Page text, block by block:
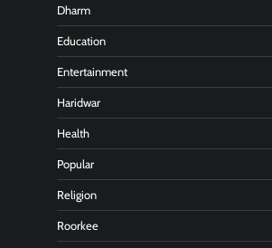
Dharm
Education
Entertainment
Haridwar
Health
Popular
Religion
Roorkee